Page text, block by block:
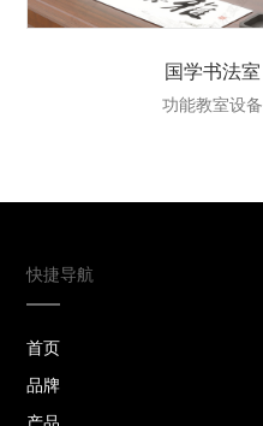
国学书法室
功能教室设备
快捷导航
首页
品牌